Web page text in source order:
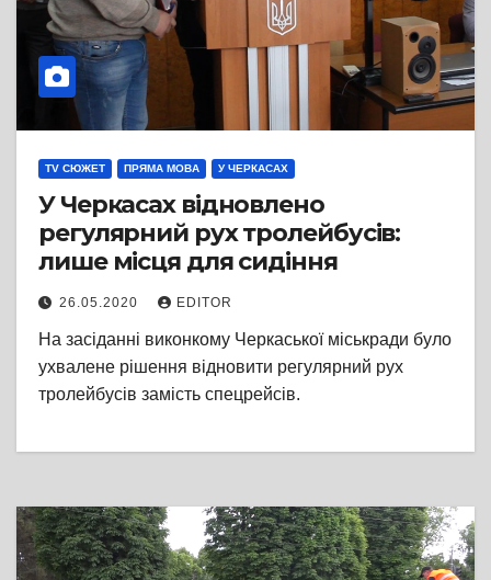
TV СЮЖЕТ ПРЯМА МОВА У ЧЕРКАСАХ
У Черкасах відновлено
регулярний рух тролейбусів:
лише місця для сидіння
26.05.2020 EDITOR
На засіданні виконкому Черкаської міськради було
ухвалене рішення відновити регулярний рух
тролейбусів замість спецрейсів.